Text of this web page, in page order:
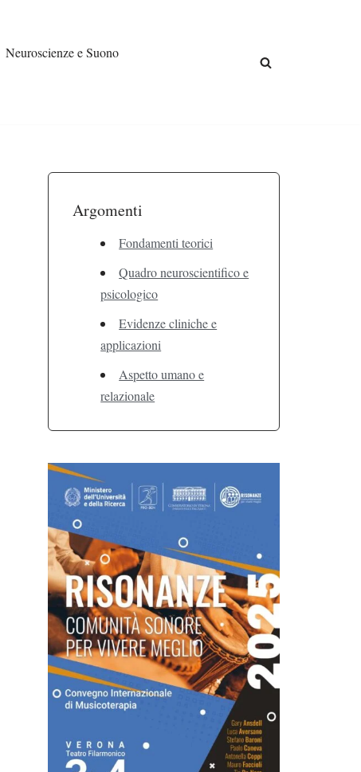
Neuroscienze e Suono
Argomenti
Fondamenti teorici
Quadro neuroscientifico e
psicologico
Evidenze cliniche e
applicazioni
Aspetto umano e
relazionale